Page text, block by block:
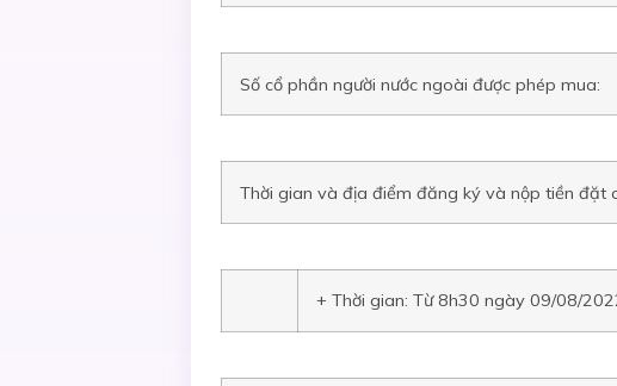
Số cổ phần người nước ngoài được phép mua:
Thời gian và địa điểm đăng ký và nộp tiền đặt
+ Thời gian: Từ 8h30 ngày 09/08/